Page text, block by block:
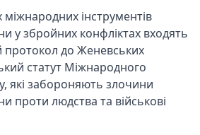
інструментів
у збройних конфліктах входять
протокол до Женевських
статут Міжнародного
які забороняють злочини
проти людства та військові